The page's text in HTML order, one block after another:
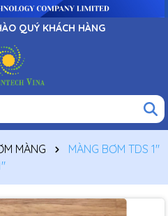
QUÝ KHÁCH HÀNG
MÀNG
MÀNG BƠM TDS 1″